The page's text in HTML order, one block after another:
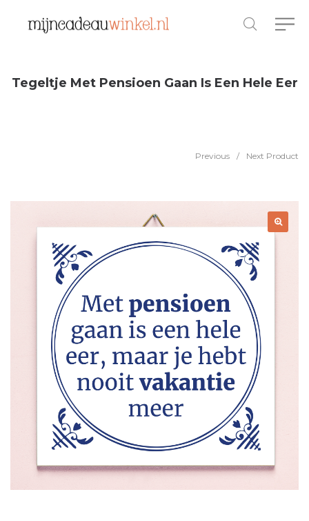
Tegeltje Met Pensioen Gaan Is Een Hele Eer
Previous / Next Product